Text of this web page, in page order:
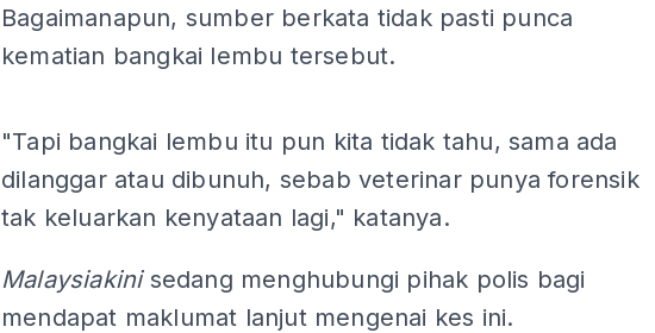
Bagaimanapun, sumber berkata tidak pasti punca
kematian bangkai lembu tersebut.
"Tapi bangkai lembu itu pun kita tidak tahu, sama ada
dilanggar atau dibunuh, sebab veterinar punya forensik
tak keluarkan kenyataan lagi," katanya.
Malaysiakinisedang menghubungi pihak polis bagi
mendapat maklumat lanjut mengenai kes ini.